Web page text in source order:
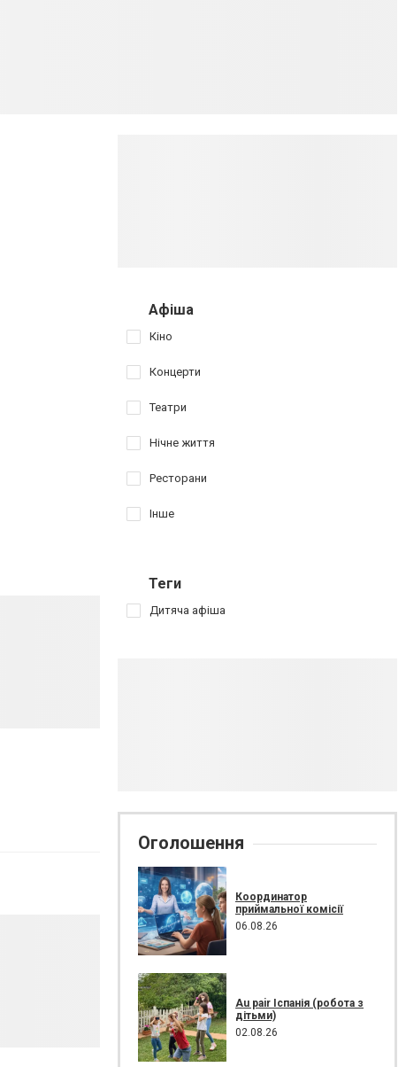
Афіша
Кіно
Концерти
Театри
Нічне життя
Ресторани
Інше
Теги
Дитяча афіша
Оголошення
Координатор
приймальної комісії
06.08.26
Au pair Іспанія (робота з
дітьми)
02.08.26